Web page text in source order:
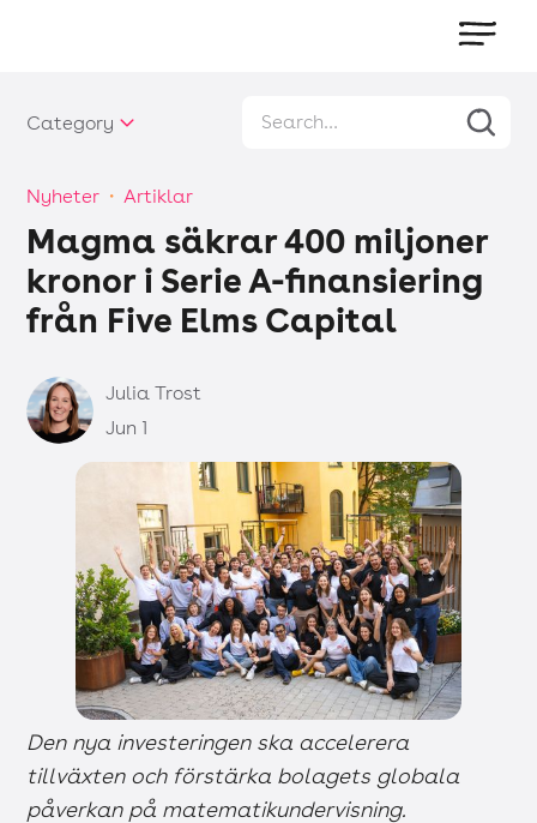
Category
Nyheter ・ Artiklar
Magma säkrar 400 miljoner
kronor i Serie A-finansiering
från Five Elms Capital
Julia Trost
Jun 1
Den nya investeringen ska accelerera
tillväxten och förstärka bolagets globala
påverkan på matematikundervisning.